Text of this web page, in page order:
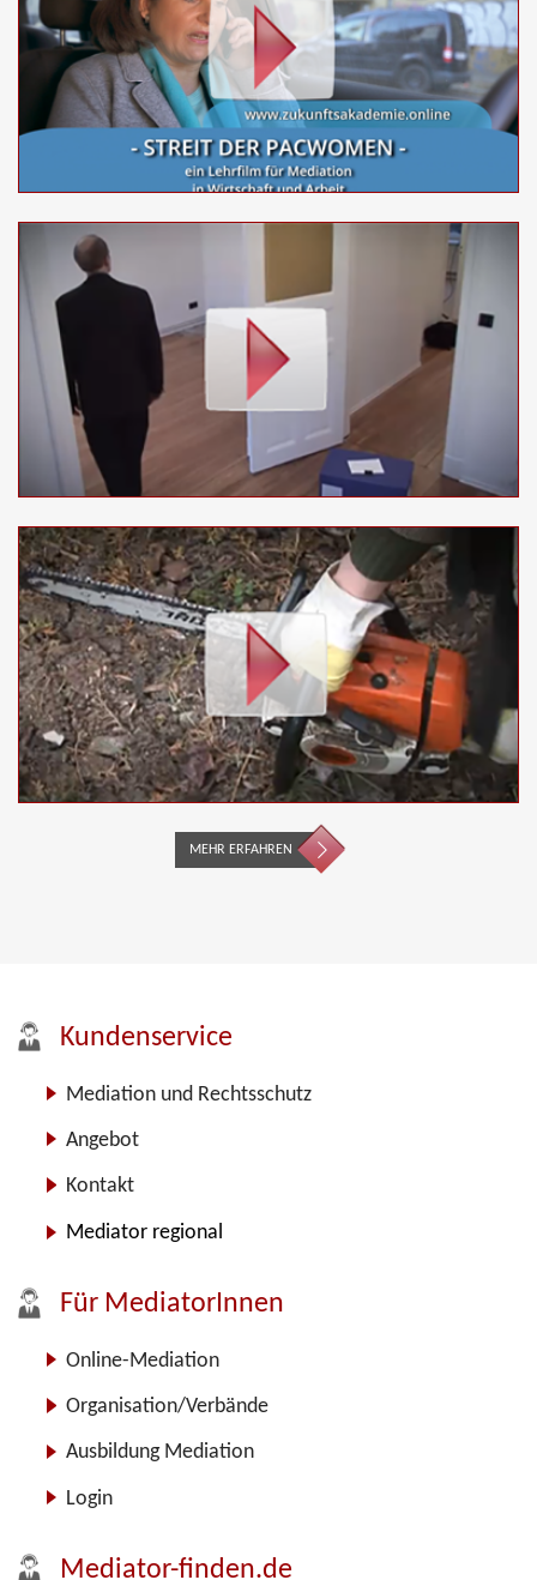
MEHR ERFAHREN
Kundenservice
Mediation und Rechtsschutz
Angebot
Kontakt
Mediator regional
Für MediatorInnen
Online-Mediation
Organisation/Verbände
Ausbildung Mediation
Login
Mediator-finden.de